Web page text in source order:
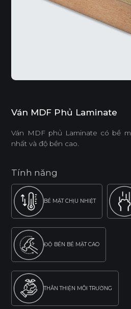
Ván MDF Phủ Laminate
Ván MDF phủ Laminate có bề
nhất và độ bền cao.
Tính năng
BỀ MẶT CHỊU NHIỆT
ĐỘ BỀN BỀ MẶT CAO
THÂN THIỆN MÔI TRƯỜNG